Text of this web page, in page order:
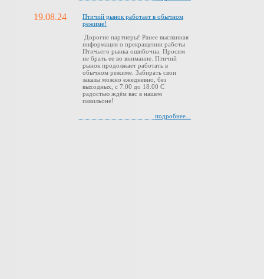
19.08.24
Птичий рынок работает в обычном
режиме!
Дорогие партнеры! Ранее высланная
информация о прекращении работы
Птичьего рынка ошибочна. Просим
не брать ее во внимание. Птичий
рынок продолжает работать в
обычном режиме. Забирать свои
заказы можно ежедневно, без
выходных, с 7.00 до 18.00 С
радостью ждём вас в нашем
павильоне!
подробнее...